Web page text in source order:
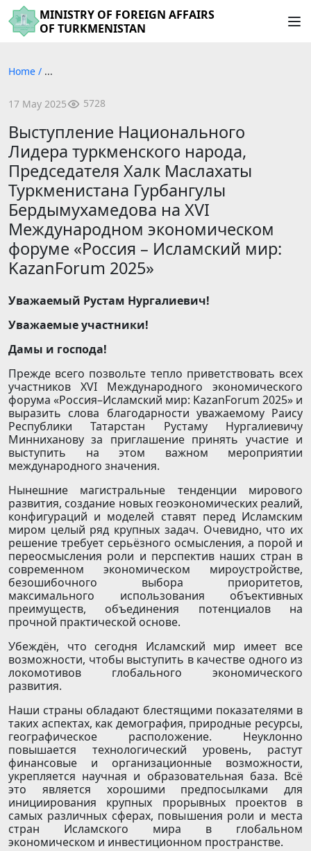
MINISTRY OF FOREIGN AFFAIRS
OF TURKMENISTAN
Home / ...
17 May 2025 5728
Выступление Национального
Лидера туркменского народа,
Председателя Халк Маслахаты
Туркменистана Гурбангулы
Бердымухамедова на XVI
Международном экономическом
форуме «Россия – Исламский мир:
KazanForum 2025»
Уважаемый Рустам Нургалиевич!
Уважаемые участники!
Дамы и господа!
Прежде всего позвольте тепло приветствовать всех
участников XVI Международного экономического
форума «Россия–Исламский мир: KazanForum 2025» и
выразить слова благодарности уважаемому Раису
Республики Татарстан Рустаму Нургалиевичу
Минниханову за приглашение принять участие и
выступить на этом важном мероприятии
международного значения.
Нынешние магистральные тенденции мирового
развития, создание новых геоэкономических реалий,
конфигураций и моделей ставят перед Исламским
миром целый ряд крупных задач. Очевидно, что их
решение требует серьёзного осмысления, а порой и
переосмысления роли и перспектив наших стран в
современном экономическом мироустройстве,
безошибочного выбора приоритетов,
максимального использования объективных
преимуществ, объединения потенциалов на
прочной практической основе.
Убеждён, что сегодня Исламский мир имеет все
возможности, чтобы выступить в качестве одного из
локомотивов глобального экономического
развития.
Наши страны обладают блестящими показателями в
таких аспектах, как демография, природные ресурсы,
географическое расположение. Неуклонно
повышается технологический уровень, растут
финансовые и организационные возможности,
укрепляется научная и образовательная база. Всё
это является хорошими предпосылками для
инициирования крупных прорывных проектов в
самых различных сферах, повышения роли и места
стран Исламского мира в глобальном
экономическом и инвестиционном пространстве.